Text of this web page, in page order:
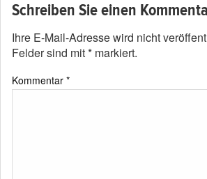
Schreiben Sie einen
Ihre E-Mail-Adresse wird nicht
Felder sind mit* markiert.
Kommentar *